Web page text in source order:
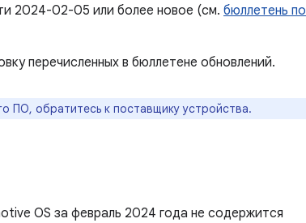
2024-02-05 или более новое (см. бюллетень по
перечисленных в бюллетене обновлений.
ПО, обратитесь к поставщику устройства.
OS за февраль 2024 года не содержится